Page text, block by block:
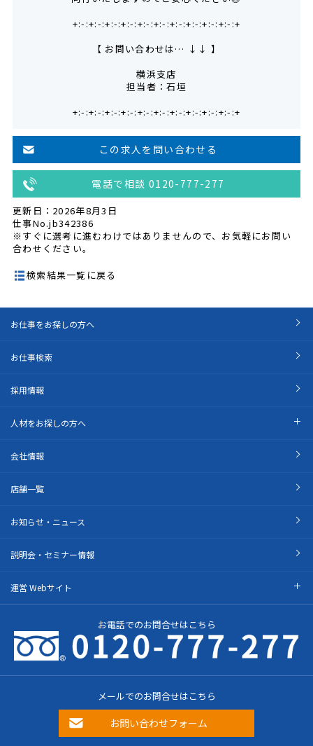
+:-:+:-:+:-:+:-:+:-:+:-:+:-:+:-:+:-:+:-:+
【 お問い合わせは… ↓↓ 】
横浜支店
担当者：石垣
+:-:+:-:+:-:+:-:+:-:+:-:+:-:+:-:+:-:+:-:+
この求人を問い合わせる
電話で相談 0120-777-277
更新日：2026年8月3日
仕事No.jb342386
※すぐに選考に進むわけではありませんので、お気軽にお問い
合わせください。
検索結果一覧に戻る
お仕事をお探しの方へ
お仕事検索
採用情報
人材をお探しの方へ
会社情報
店舗一覧
お知らせ・ニュース
説明会・セミナー情報
運営 Webサイト
お電話でのお問合せはこちら
メールでのお問合せはこちら
お問い合わせフォーム